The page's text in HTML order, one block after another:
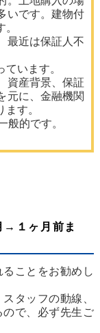
いです。建物付
近は保証人不
います。
産背景、保証
元に、金融機関
す。
般的です。
→１ヶ月前ま
ことをお勧めし
タッフの動線、
で、必ず先生ご